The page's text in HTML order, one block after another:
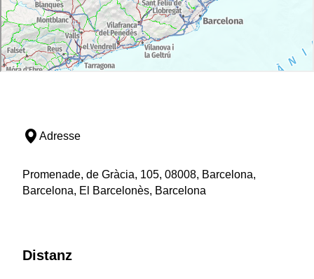
Adresse
Promenade, de Gràcia, 105, 08008, Barcelona,
Barcelona, El Barcelonès, Barcelona
Distanz